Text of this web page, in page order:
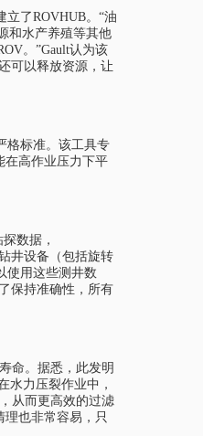
立了ROVHUB。“油
和水产养殖等其他
。”Gault认为该
可以释放资源，让
格标准。该工具专
在高作业压力下平
数据，
井设备（包括旋转
使用这些测井数
保持准确性，所有
命。据悉，此发明
水力压裂作业中，
从而更高效的过滤
也非常容易，只